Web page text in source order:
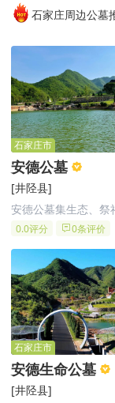
石家庄周边公墓
石家庄市
安德公墓
[井陉县]
安德公墓集生态、祭
祈福、墓葬等功能为
107692.92㎡(162.8
心(含骨灰堂)建筑面
㎡。石家庄公墓墓地
脉走势，将地
0.0评分 0条评价
石家庄市
安德生命公墓
[井陉县]